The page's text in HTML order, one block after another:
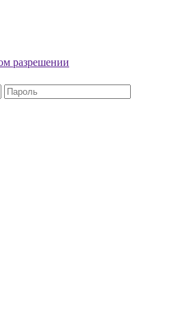
разрешении
Пароль